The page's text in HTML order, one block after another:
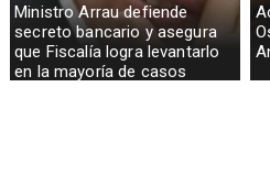
Ministro Arrau defiende
secreto bancario y asegura
que Fiscalía logra levantarlo
en la mayoría de casos